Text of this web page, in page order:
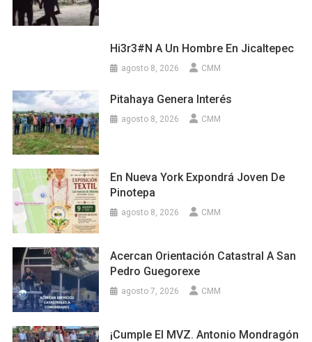
Hi3r3#n A Un Hombre En Jicaltepec
agosto 8, 2026 CMM
Pitahaya Genera Interés
agosto 8, 2026 CMM
En Nueva York Expondrá Joven De
Pinotepa
agosto 8, 2026 CMM
Acercan Orientación Catastral A San
Pedro Guegorexe
agosto 7, 2026 CMM
¡Cumple El MVZ. Antonio Mondragón